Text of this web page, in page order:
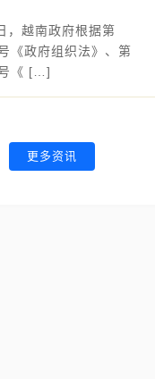
，越南政府根据第
《政府组织法》、第
《 […]
更多资讯